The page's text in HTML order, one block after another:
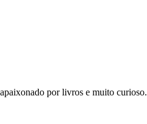
por livros e muito curioso.